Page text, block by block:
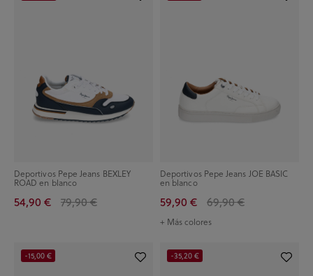
Deportivos Pepe Jeans BEXLEY
ROAD en blanco
54,90 € 79,90 €
Deportivos Pepe Jeans JOE BASIC
en blanco
59,90 € 69,90 €
+ Más colores
-15,00 € -35,20 €